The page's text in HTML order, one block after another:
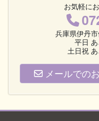
お気軽に
兵庫県伊丹
平日
土日祝
メールでの